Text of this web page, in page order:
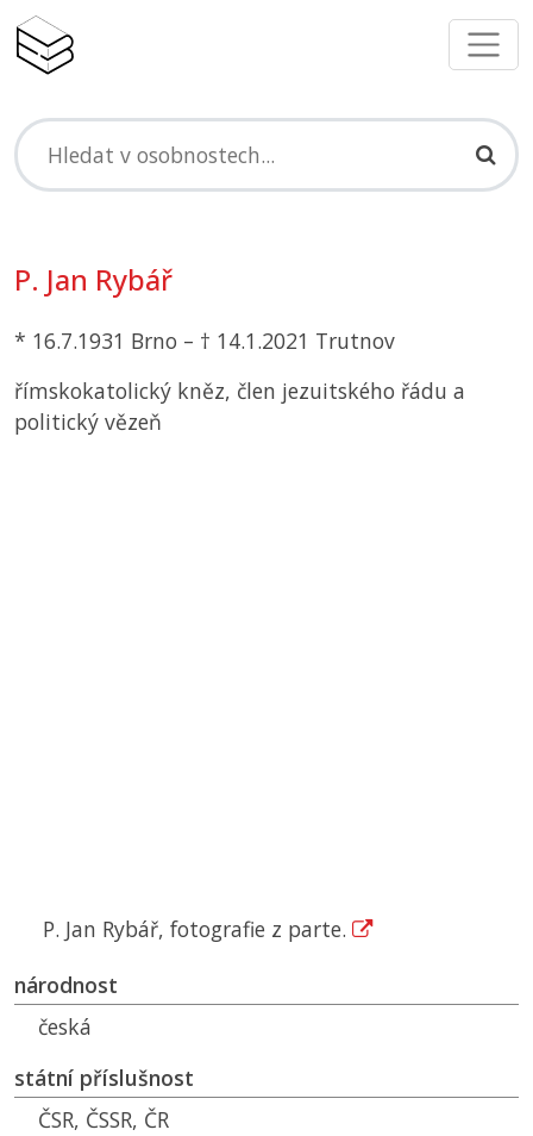
P. Jan Rybář
* 16.7.1931 Brno – † 14.1.2021 Trutnov
římskokatolický kněz, člen jezuitského řádu a
politický vězeň
P. Jan Rybář, fotografie z parte.
národnost
česká
státní příslušnost
ČSR, ČSSR, ČR